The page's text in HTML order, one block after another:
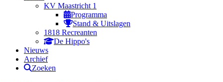
KV Maastricht 1
Programma
Stand & Uitslagen
1818 Recreanten
De Hippo's
Nieuws
Archief
Zoeken